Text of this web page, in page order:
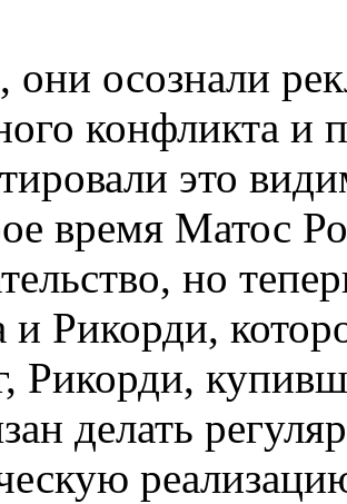
они осознали
конфликта и
это
время Матос
но
и Рикорди,
Рикорди,
делать